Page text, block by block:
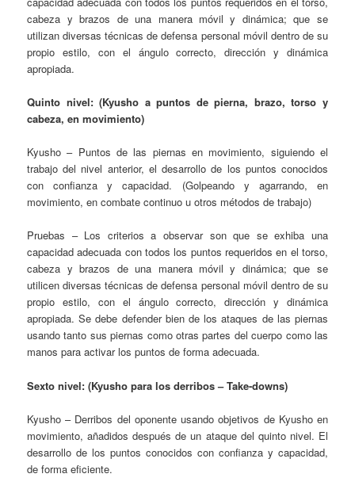
cabeza y brazos de una manera móvil y dinámica; que se
utilizan diversas técnicas de defensa personal móvil dentro de su
propio estilo, con el ángulo correcto, dirección y dinámica
apropiada.
Quinto nivel: (Kyusho a puntos de pierna, brazo, torso y
cabeza, en movimiento)
Kyusho – Puntos de las piernas en movimiento, siguiendo el
trabajo del nivel anterior, el desarrollo de los puntos conocidos
con confianza y capacidad. (Golpeando y agarrando, en
movimiento, en combate continuo u otros métodos de trabajo)
Pruebas – Los criterios a observar son que se exhiba una
capacidad adecuada con todos los puntos requeridos en el torso,
cabeza y brazos de una manera móvil y dinámica; que se
utilicen diversas técnicas de defensa personal móvil dentro de su
propio estilo, con el ángulo correcto, dirección y dinámica
apropiada. Se debe defender bien de los ataques de las piernas
usando tanto sus piernas como otras partes del cuerpo como las
manos para activar los puntos de forma adecuada.
Sexto nivel: (Kyusho para los derribos – Take-downs)
Kyusho – Derribos del oponente usando objetivos de Kyusho en
movimiento, añadidos después de un ataque del quinto nivel. El
desarrollo de los puntos conocidos con confianza y capacidad,
de forma eficiente.